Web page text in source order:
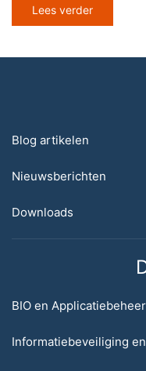
Lees verder
Blog artikelen
Nieuwsberichten
Downloads
BIO en Applicatiebeheer
Informatiebeveiliging